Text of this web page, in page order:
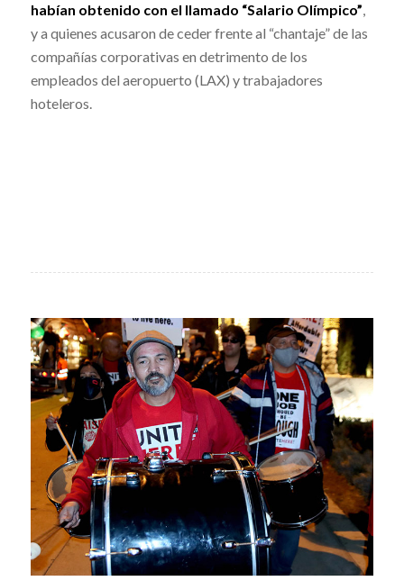
habían obtenido con el llamado “Salario Olímpico”,
y a quienes acusaron de ceder frente al “chantaje” de las
compañías corporativas en detrimento de los
empleados del aeropuerto (LAX) y trabajadores
hoteleros.